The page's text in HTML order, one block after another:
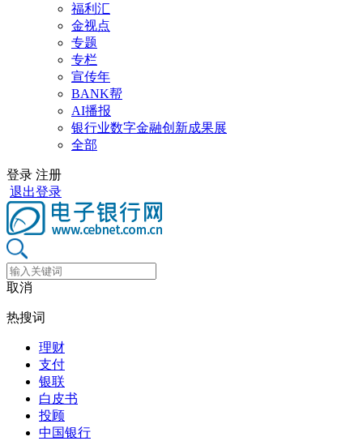
福利汇
金视点
专题
专栏
宣传年
BANK帮
AI播报
银行业数字金融创新成果展
全部
登录 注册
退出登录
取消
热搜词
理财
支付
银联
白皮书
投顾
中国银行